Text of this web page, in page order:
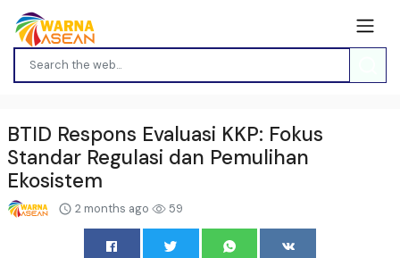
BTID Respons Evaluasi KKP: Fokus
Standar Regulasi dan Pemulihan
Ekosistem
2 months ago 59